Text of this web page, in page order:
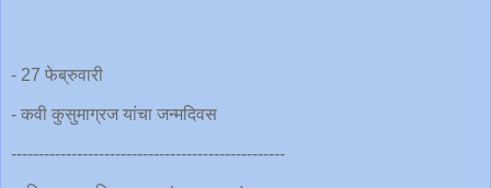
- 27 फेब्रुवारी
- कवी कुसुमाग्रज यांचा जन्मदिवस
--------------------------------------------------